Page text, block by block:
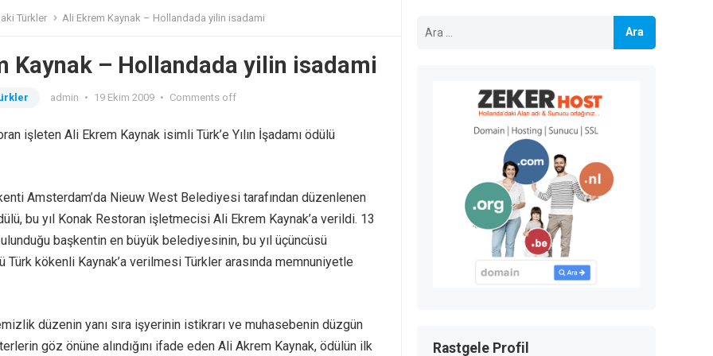
Türkler Ali Ekrem Kaynak – Hollandada yilin isadami
Kaynak – Hollandada yilin isadami
admin • 19 Ekim 2009 • Comments off
işleten Ali Ekrem Kaynak isimli Türk’e Yılın İşadamı ödülü
Amsterdam’da Nieuw West Belediyesi tarafından düzenlenen
ödülü, bu yıl Konak Restoran işletmecisi Ali Ekrem Kaynak’a verildi. 13
başkentin en büyük belediyesinin, bu yıl üçüncüsü
Türk kökenli Kaynak’a verilmesi Türkler arasında memnuniyetle
düzenin yanı sıra işyerinin istikrarı ve muhasebenin düzgün
göz önüne alındığını ifade eden Ali Akrem Kaynak, ödülün ilk
Rastgele Profil